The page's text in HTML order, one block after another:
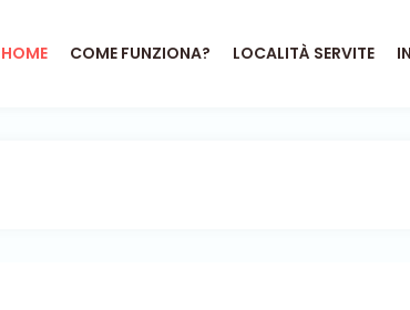
HOME COME FUNZIONA? LOCALITÀ SERVITE